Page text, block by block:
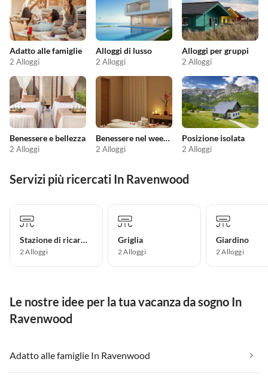
Adatto alle famiglie
2 Alloggi
Alloggi di lusso
2 Alloggi
Alloggi per gruppi
2 Alloggi
Benessere e bellezza
2 Alloggi
Benessere nel weekend
2 Alloggi
Posizione isolata
2 Alloggi
Servizi più ricercati In Ravenwood
Stazione di ricarica per auto elettriche
2 Alloggi
Griglia
2 Alloggi
Giardino
2 Alloggi
Le nostre idee per la tua vacanza da sogno In
Ravenwood
Adatto alle famiglie In Ravenwood